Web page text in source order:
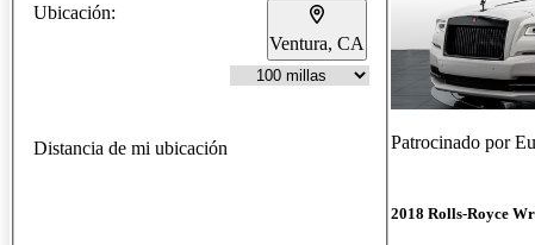
Ubicación:
Ventura, CA
Distancia de mi ubicación Patrocinado por
2018 Rolls-Royce